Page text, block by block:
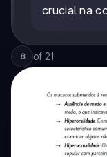
crucial na
8 of 21